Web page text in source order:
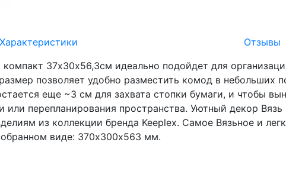
Характеристики
Отзывы
37х30х56,3см идеально подойдет для
позволяет удобно разместить комод в небольших
еще ~3 см для захвата стопки бумаги, и чтобы
перепланирования пространства. Уютный декор Вязь
из коллекции бренда Keeplex. Самое Вязьное и
виде: 370х300х563 мм.